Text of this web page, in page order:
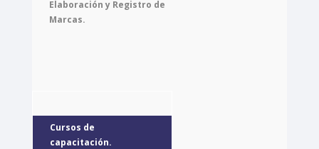
Elaboración y Registro de
Marcas.
Cursos de
capacitación.